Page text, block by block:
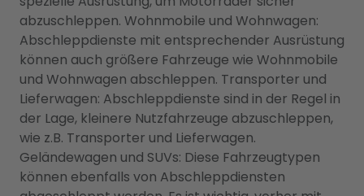
abzuschleppen. Wohnmobile und Wohnwagen:
Abschleppdienste mit entsprechender Ausrüstung
können auch größere Fahrzeuge wie Wohnmobile
und Wohnwagen abschleppen. Transporter und
Lieferwagen: Abschleppdienste sind in der Regel in
der Lage, kleinere Nutzfahrzeuge abzuschleppen,
wie z.B. Transporter und Lieferwagen.
Geländewagen und SUVs: Diese Fahrzeugtypen
können ebenfalls von Abschleppdiensten